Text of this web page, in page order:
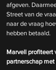
afgeven.
Street van de
naar de vraag
hebben betaald.
Marvell profiteert
partnerschap